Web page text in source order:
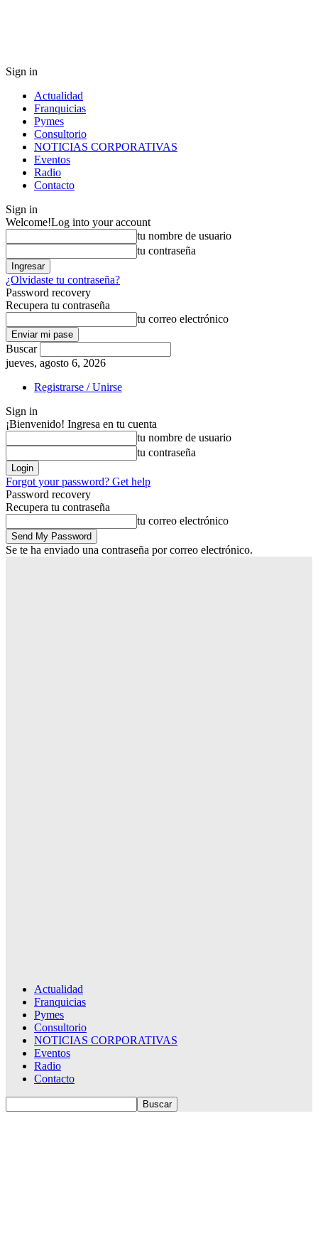
Sign in
Actualidad
Franquicias
Pymes
Consultorio
NOTICIAS CORPORATIVAS
Eventos
Radio
Contacto
Sign in
Welcome!Log into your account
tu nombre de usuario
tu contraseña
¿Olvidaste tu contraseña?
Password recovery
Recupera tu contraseña
tu correo electrónico
Buscar
jueves, agosto 6, 2026
Registrarse / Unirse
Sign in
¡Bienvenido! Ingresa en tu cuenta
tu nombre de usuario
tu contraseña
Forgot your password? Get help
Password recovery
Recupera tu contraseña
tu correo electrónico
Se te ha enviado una contraseña por correo electrónico.
Actualidad
Franquicias
Pymes
Consultorio
NOTICIAS CORPORATIVAS
Eventos
Radio
Contacto